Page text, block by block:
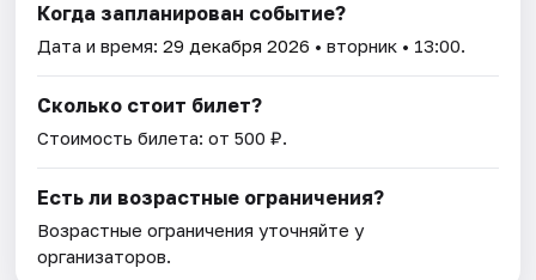
Когда запланирован событие?
Дата и время:29 декабря 2026 • вторник • 13:00.
Сколько стоит билет?
Стоимость билета: от 500 ₽.
Есть ли возрастные ограничения?
Возрастные ограничения уточняйте у
организаторов.